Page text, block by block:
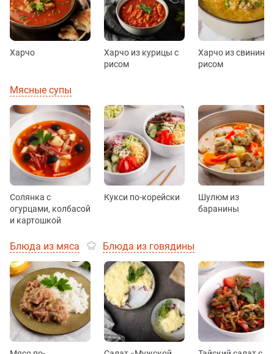
Харчо
Харчо из курицы с
рисом
Харчо из свинины
рисом
Мясные супы
Солянка с
огурцами, колбасой
и картошкой
Кукси по-корейски
Шулюм из
баранины
Блюда из мяса Блюда из говядины